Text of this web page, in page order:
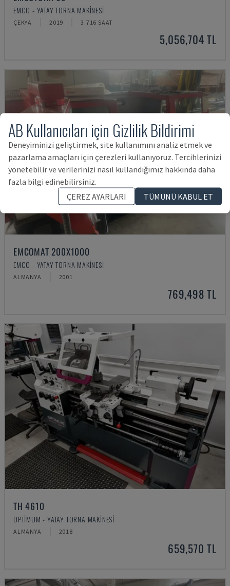
EMCO - YATAY TORNA MAKINESI
ÇEKYA 2019 3.716 SAAT
5,056,704 TL
EMCOMAT 200X1000
EMCO - YATAY TORNA MAKINESI
ALMANYA 2001
769,498 TL
TH 4610
OPTIMUM - YATAY TORNA MAKINESI
ALMANYA 2018
659,570 TL
AB Kullanıcıları için Gizlilik Bildirimi
Deneyiminizi geliştirmek, site kullanımını analiz etmek ve
pazarlama amaçları için çerezleri kullanıyoruz. Tercihlerinizi
yönetebilir ve verilerinizi nasıl kullandığımız hakkında daha
fazla bilgi edinebilirsiniz.
ÇEREZ AYARLARI
TÜMÜNÜ KABUL ET